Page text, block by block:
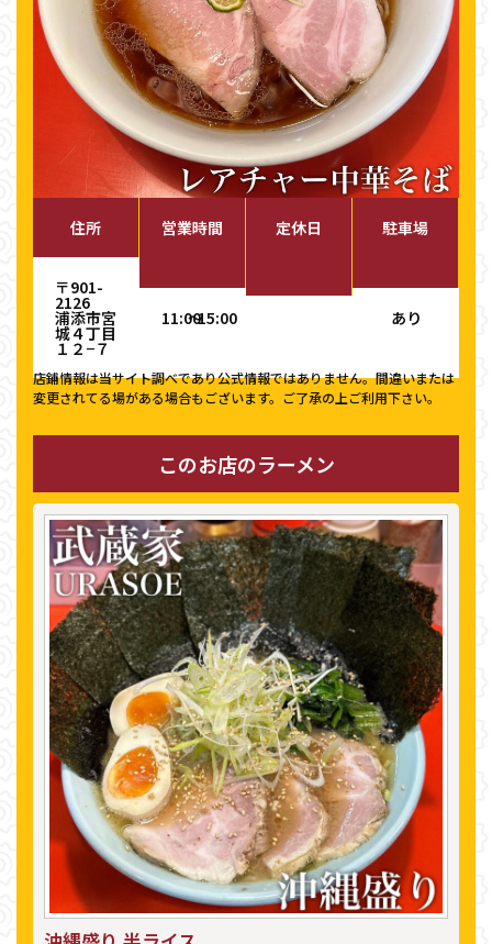
住所
〒901-
2126
浦添市宮
城４丁目
１２−７
営業時間
11:00
〜15:00
定休日 駐車場
あり
店鋪情報は当サイト調べであり公式情報ではありません。間違いまたは
変更されてる場がある場合もございます。ご了承の上ご利用下さい。
このお店のラーメン